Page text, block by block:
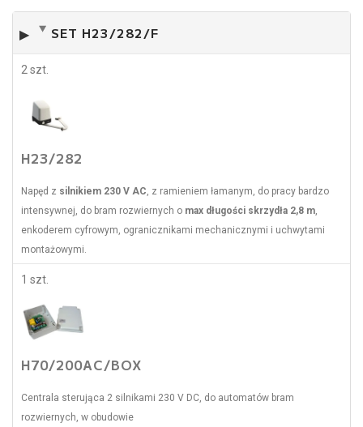
SET H23/282/F
2 szt.
H23/282
Napęd z silnikiem 230 V AC, z ramieniem łamanym, do pracy bardzo
intensywnej, do bram rozwiernych o max długości skrzydła 2,8 m,
enkoderem cyfrowym, ogranicznikami mechanicznymi i uchwytami
montażowymi.
1 szt.
H70/200AC/BOX
Centrala sterująca 2 silnikami 230 V DC, do automatów bram
rozwiernych, w obudowie